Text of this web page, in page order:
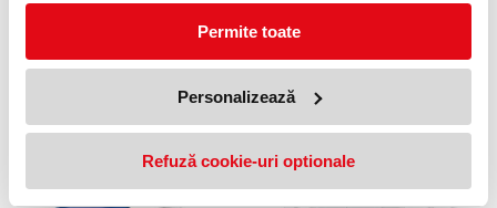
Permite toate
Personalizează
Refuză cookie-uri optionale
landscape Leitz
Jumbo Leitz
84,25 lei(pret cu TVA)